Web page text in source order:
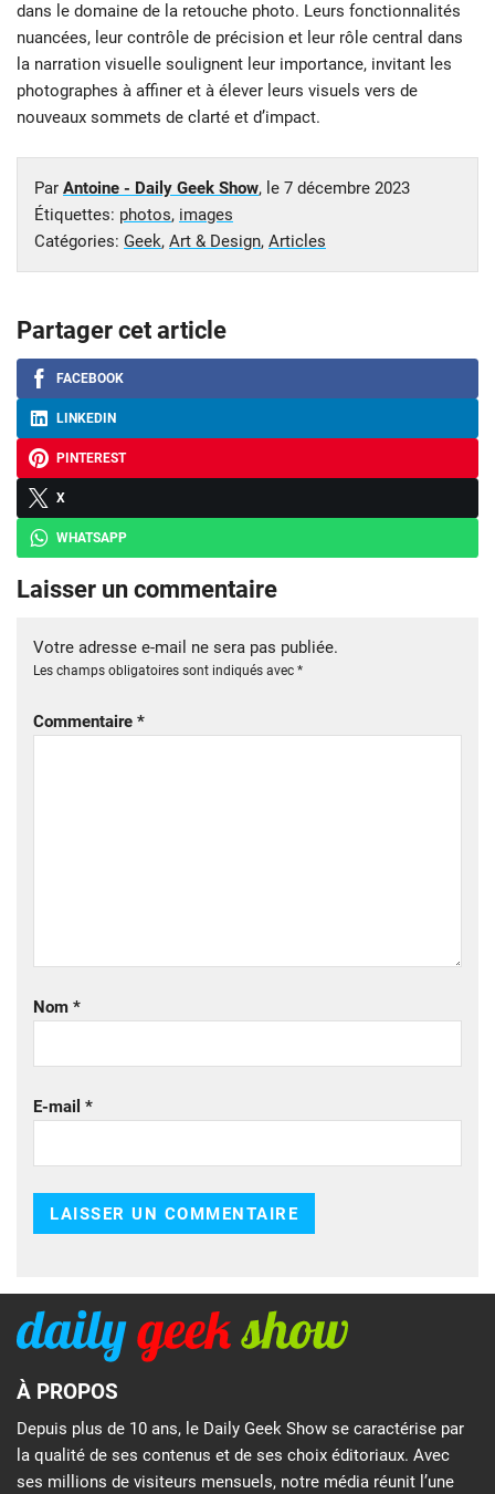
dans le domaine de la retouche photo. Leurs fonctionnalités
nuancées, leur contrôle de précision et leur rôle central dans
la narration visuelle soulignent leur importance, invitant les
photographes à affiner et à élever leurs visuels vers de
nouveaux sommets de clarté et d’impact.
Par Antoine - Daily Geek Show, le 7 décembre 2023
Étiquettes: photos, images
Catégories: Geek, Art & Design, Articles
Partager cet article
FACEBOOK
LINKEDIN
PINTEREST
X
WHATSAPP
Laisser un commentaire
Votre adresse e-mail ne sera pas publiée.
Les champs obligatoires sont indiqués avec *
Commentaire *
Nom *
E-mail *
À PROPOS
Depuis plus de 10 ans, le Daily Geek Show se caractérise par
la qualité de ses contenus et de ses choix éditoriaux. Avec
ses millions de visiteurs mensuels, notre média réunit l’une